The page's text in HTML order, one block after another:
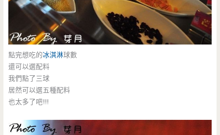
點完想吃的冰淇淋球數
還可以選配料
我們點了三球
居然可以選五種配料
也太多了吧!!!